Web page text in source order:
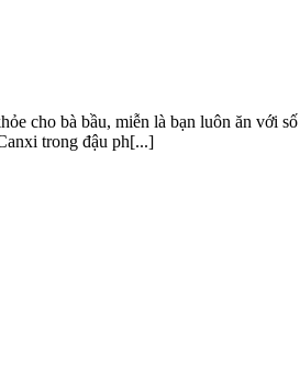
cho bà bầu, miễn là bạn luôn ăn với
trong đậu ph[...]